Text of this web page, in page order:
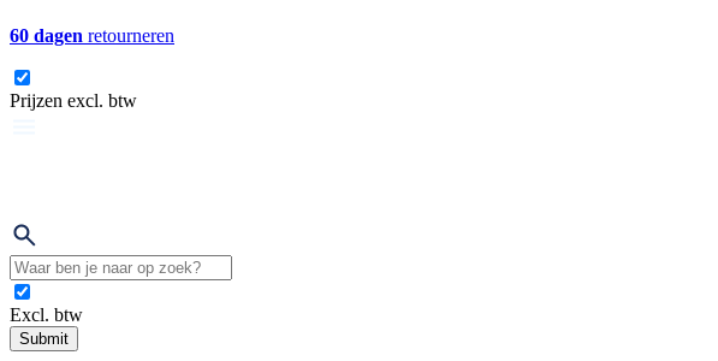
60 dagen retourneren
Prijzen excl. btw
Excl. btw
Submit